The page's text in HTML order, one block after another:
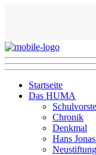
Startseite
Das HUMA
Chronik
Denkmal
Hans
Neustiftung